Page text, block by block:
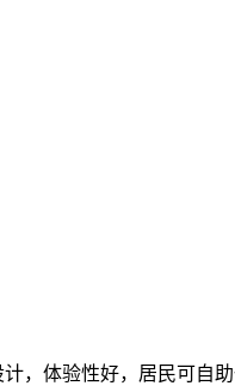
，体验性好，居民可自